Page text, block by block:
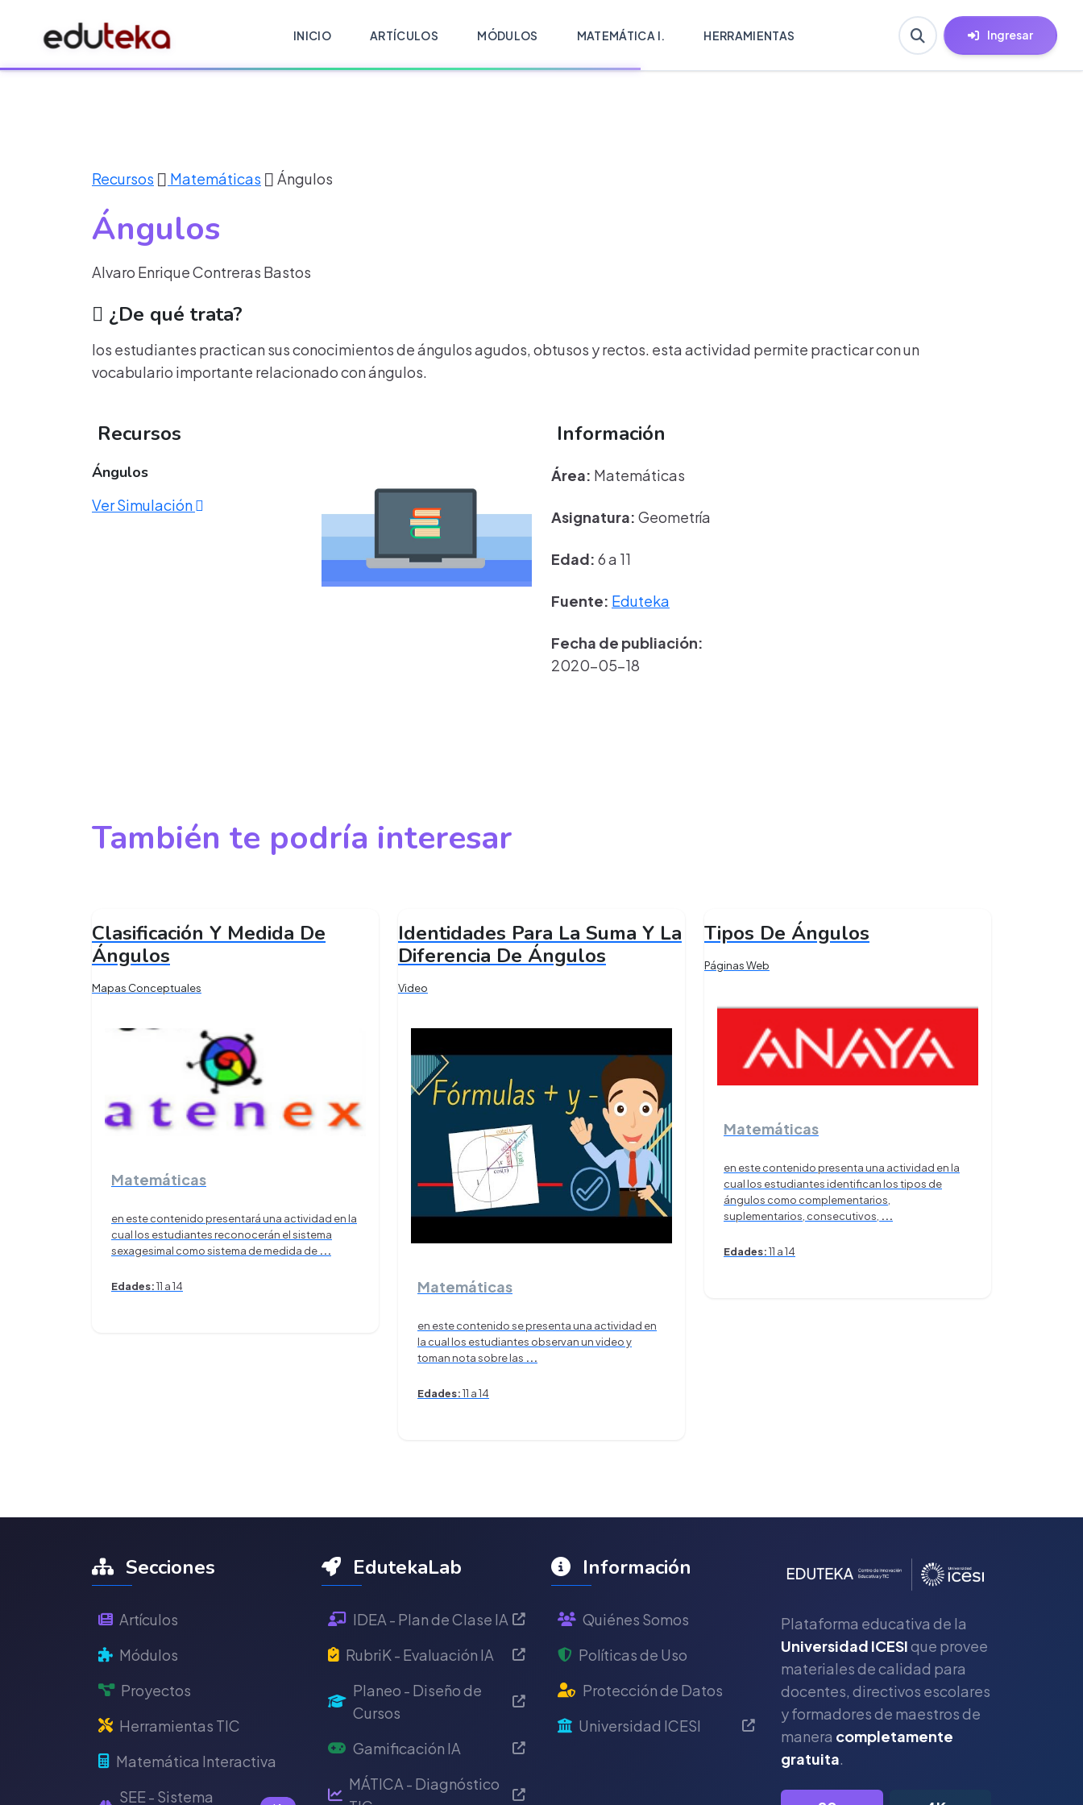
INICIO ARTÍCULOS MÓDULOS MATEMÁTICA I. HERRAMIENTAS Ingresar
Recursos Matemáticas Ángulos
Ángulos
Alvaro Enrique Contreras Bastos
¿De qué trata?
los estudiantes practican sus conocimientos de ángulos agudos, obtusos y rectos. esta actividad permite practicar con un
vocabulario importante relacionado con ángulos.
Recursos
Ángulos
Ver Simulación
Información
Área: Matemáticas
Asignatura: Geometría
Edad: 6 a 11
Fuente: Eduteka
Fecha de publiación:
2020-05-18
También te podría interesar
Clasificación Y Medida De
Ángulos
Mapas Conceptuales
Matemáticas
en este contenido presentará una actividad en la
cual los estudiantes reconocerán el sistema
sexagesimal como sistema de medida de ...
Edades:11 a 14
Identidades Para La Suma Y La
Diferencia De Ángulos
Video
Matemáticas
en este contenido se presenta una actividad en
la cual los estudiantes observan un video y
toman nota sobre las ...
Edades:11 a 14
Tipos De Ángulos
Páginas Web
Matemáticas
en este contenido presenta una actividad en la
cual los estudiantes identifican los tipos de
ángulos como complementarios,
suplementarios, consecutivos, ...
Edades:11 a 14
Secciones
Artículos
Módulos
Proyectos
Herramientas TIC
Matemática Interactiva
SEE - Sistema
EdutekaLab
IDEA - Plan de Clase IA
RubriK - Evaluación IA
Planeo - Diseño de
Cursos
Gamificación IA
MÁTICA - Diagnóstico
Información
Quiénes Somos
Políticas de Uso
Protección de Datos
Universidad ICESI
Plataforma educativa de la
Universidad ICESIque provee
materiales de calidad para
docentes, directivos escolares
y formadores de maestros de
manera completamente
gratuita.